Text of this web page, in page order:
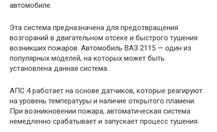
автомобиле.
Эта система предназначена для предотвращения
возгораний в двигательном отсеке и быстрого тушения
возникших пожаров. Автомобиль ВАЗ 2115 — один из
популярных моделей, на которых может быть
установлена данная система.
АПС 4 работает на основе датчиков, которые реагируют
на уровень температуры и наличие открытого пламени.
При возникновении пожара, автоматическая система
немедленно срабатывает и запускает процесс тушения.